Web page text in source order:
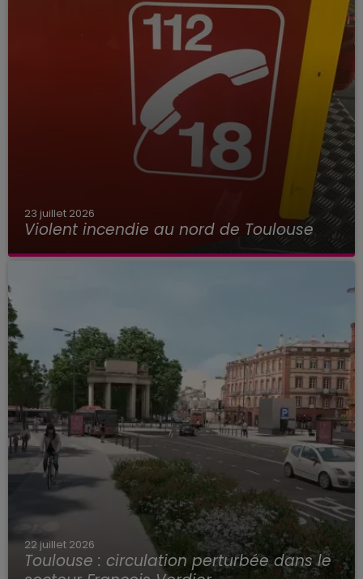
23 juillet 2026
Violent incendie au nord de Toulouse
22 juillet 2026
Toulouse : circulation perturbée dans le